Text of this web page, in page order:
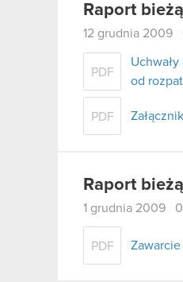
Raport
12 grudnia 2009
PDF
od
PDF Załącznik
Raport
1 grudnia 2009
PDF